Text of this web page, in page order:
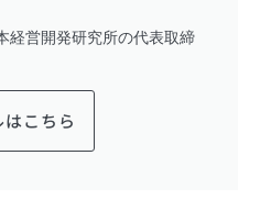
経営開発研究所の代表取締
こちら